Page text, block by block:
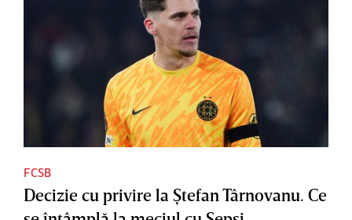
FCSB
Decizie cu privire la Ştefan Târnovanu. Ce